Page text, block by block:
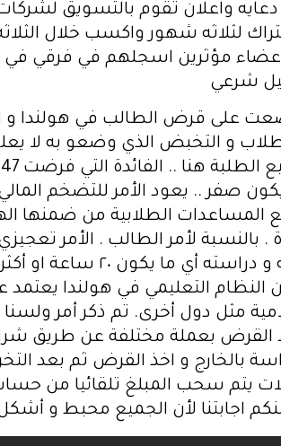
واعلان تقوم بالتسويق
شرعي
و التخبض الذي وضعو به لا
ممكن يكون اكثر من 0,47 و ممكن يكون صفر .. يعود
الطلابية من ضمنها
ب فائدة . بالنسبة لأمر الطالب .
و في حالل العمل الساعات
التعليمي في هولندا يعتمد
مثل دول أخرى. تم ذكر أمر
بعملة مختلفة عن طريق شراء
بالخارج و اخذ القرض ثم بعد
يتم سحب المبلغ تلقائيا من
اجابتنا لأن الجميع محبط و